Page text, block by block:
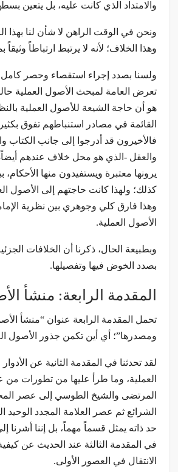
والامتداد الذي كانت عليه، بل يتعين
ونحن في الوقت الراهن لا شأن لنا بهذا
وهذا الخلاف؛ لأنه لا يرتبط ارتباطاً وثيقاً
ولسنا بصدد إجراء استقصاء وحصر
تعرض العامة لمبحث الأصول العملية
هو أن حاجة الشيعة للأصول العملية
القائمة في مصادر استنباطهم تفوق
فالأخيرون قد أدرجوا إلى جانب الكتاب
والعقل -الذي هو محل خلاف عندهم
يرونها معتبرة ويستفيدون منها الأحكام،
كذلك؛ ولهذا كانت حاجتهم إلى الأصول
وهذا فارق كلي وجوهري بين نظرية
الأصول العملية.
وبطبيعة الحال، ذكرنا أن الخلافات
بصدد الخوض فيها وتفصيلها.
المقدمة الرابعة: منشأ
تحمل المقدمة الرابعة عنوان “منشأ
ومصدرها”؛ أي أين تكمن جذور الأصول
لقد تحدثنا في المقدمة الثانية عن الأدوار
العملية، وما طرأ عليها من تطورات
المرتضى والشيخ الطوسي إلى عصر
الشرائع ثم عصر العلامة المجدد الوحيد
حد ذاته يمثل قسماً مهماً، بل إننا أشرنا
في المقدمة الثالثة عند الحديث عن
الانتقال في العصور الأولى.